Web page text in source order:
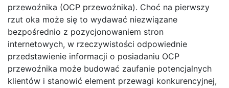
przewoźnika (OCP przewoźnika). Choć na pierwszy
rzut oka może się to wydawać niezwiązane
bezpośrednio z pozycjonowaniem stron
internetowych, w rzeczywistości odpowiednie
przedstawienie informacji o posiadaniu OCP
przewoźnika może budować zaufanie potencjalnych
klientów i stanowić element przewagi konkurencyjnej,